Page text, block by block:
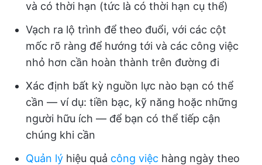
và có thời hạn (tức là có thời hạn cụ thể)
Vạch ra lộ trình để theo đuổi, với các cột
mốc rõ ràng để hướng tới và các công việc
nhỏ hơn cần hoàn thành trên đường đi
Xác định bất kỳ nguồn lực nào bạn có thể
cần — ví dụ: tiền bạc, kỹ năng hoặc những
người hữu ích — để bạn có thể tiếp cận
chúng khi cần
Quản lý hiệu quả công việc hàng ngày theo